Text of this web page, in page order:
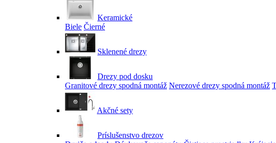
Keramické
Biele Čierné
Sklenené drezy
Drezy pod dosku
Granitové drezy spodná montáž Nerezové drezy spodná montáž
Akčné sety
Príslušenstvo drezov